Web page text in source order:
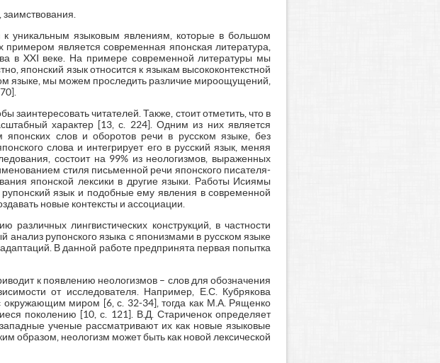
уникальным языковым явлениям, которые в большом
является современная японская литература,
в XXI веке. На примере современной литературы мы
японский язык относится к языкам высококонтекстной
языке, мы можем проследить различие мироощущений,
читателей. Также, стоит отметить, что в
характер [13, с. 224]. Одним из них является
японских слов и оборотов речи в русском языке, без
слова и интегрирует его в русский язык, меняя
состоит на 99% из неологизмов, выраженных
стиля письменной речи японского писателя-
японской лексики в другие языки. Работы Исиямы
язык и подобные ему явления в современной
новые контексты и ассоциации.
лингвистических конструкций, в частности
анализ рупонского языка с японизмами в русском языке
В данной работе предпринята первая попытка
к появлению неологизмов – слов для обозначения
от исследователя. Например, Е.С. Кубрякова
окружающим миром [6, с. 32-34], тогда как М.А. Рященко
поколению [10, с. 121]. В.Д. Стариченок определяет
ученые рассматривают их как новые языковые
образом, неологизм может быть как новой лексической